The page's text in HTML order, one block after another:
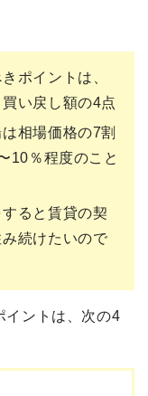
ポイントは、
い戻し額の4点
相場価格の7割
10％程度のこと
ると賃貸の契
続けたいので
イントは、次の4